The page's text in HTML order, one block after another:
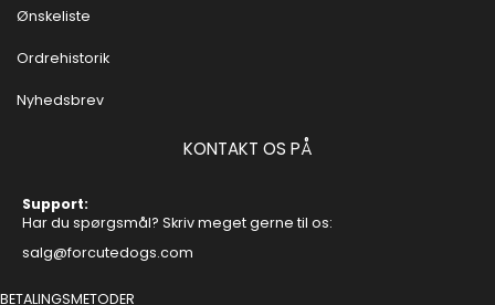
Ønskeliste
Ordrehistorik
Nyhedsbrev
KONTAKT OS PÅ
Support:
Har du spørgsmål? Skriv meget gerne til os:
salg@forcutedogs.com
BETALINGSMETODER